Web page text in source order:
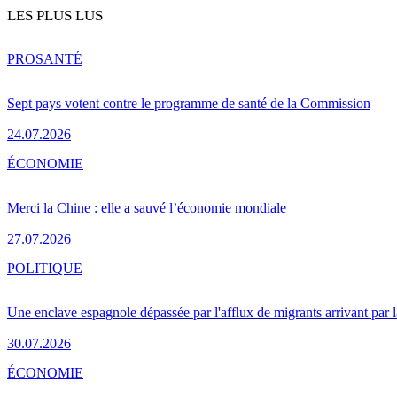
LES PLUS LUS
Sept pays votent contre le programme de santé de la Commission
24.07.2026
PROSANTÉ
Merci la Chine : elle a sauvé l’économie mondiale
27.07.2026
ÉCONOMIE
Une enclave espagnole dépassée par l'afflux de migrants arrivant par
30.07.2026
POLITIQUE
ÉCONOMIE